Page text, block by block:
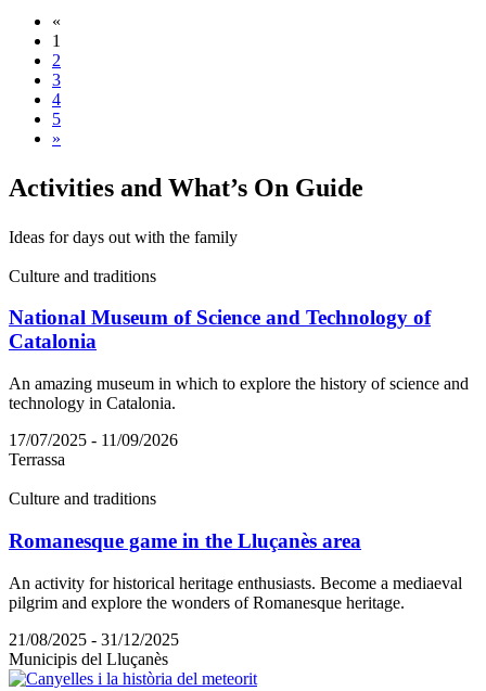
«
1
2
3
4
5
»
Activities and What’s On Guide
Ideas for days out with the family
Culture and traditions
National Museum of Science and Technology of
Catalonia
An amazing museum in which to explore the history of science and
technology in Catalonia.
17/07/2025 - 11/09/2026
Terrassa
Culture and traditions
Romanesque game in the Lluçanès area
An activity for historical heritage enthusiasts. Become a mediaeval
pilgrim and explore the wonders of Romanesque heritage.
21/08/2025 - 31/12/2025
Municipis del Lluçanès